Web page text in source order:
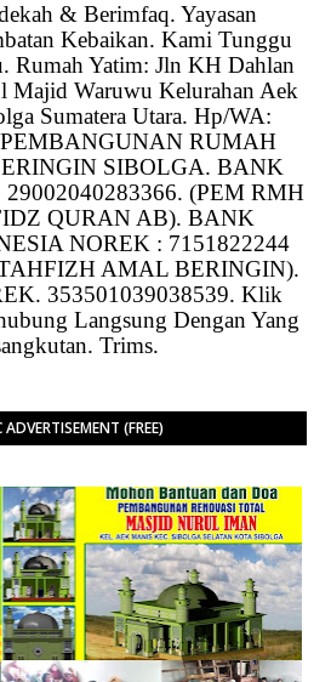
& Berimfaq. Yayasan
Kebaikan. Kami Tunggu
Rumah Yatim: Jln KH Dahlan
Majid Waruwu Kelurahan Aek
Sumatera Utara. Hp/WA:
RUMAH
SIBOLGA. BANK
(PEM RMH
QURAN AB). BANK
NOREK : 7151822244
AMAL BERINGIN).
353501039038539. Klik
Langsung Dengan Yang
Trims.
ADVERTISEMENT (FREE)